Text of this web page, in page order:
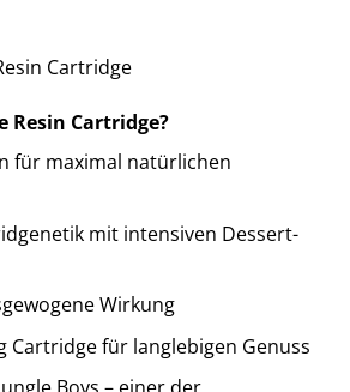
Cartridge
Resin Cartridge?
für maximal natürlichen
mit intensiven Dessert-
Wirkung
Cartridge für langlebigen Genuss